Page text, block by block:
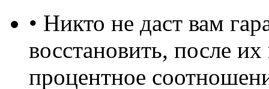
• Никто не даст вам
восстановить, после
процентное